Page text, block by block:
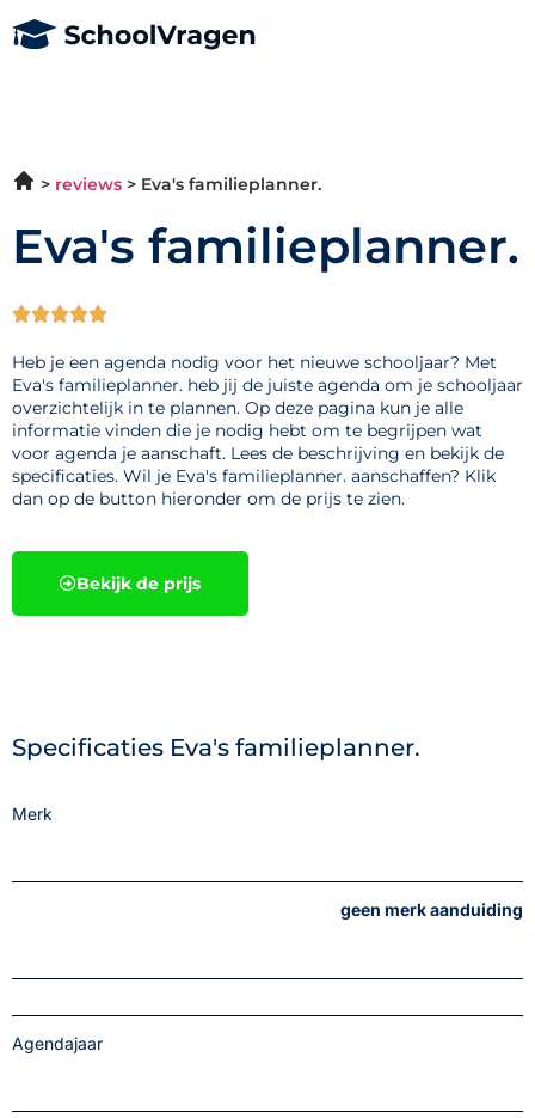
reviews Eva's familieplanner.
Eva's familieplanner.

Heb je een agenda nodig voor het nieuwe schooljaar? Met
Eva's familieplanner. heb jij de juiste agenda om je schooljaar
overzichtelijk in te plannen. Op deze pagina kun je alle
informatie vinden die je nodig hebt om te begrijpen wat
voor agenda je aanschaft. Lees de beschrijving en bekijk de
specificaties. Wil je Eva's familieplanner. aanschaffen? Klik
dan op de button hieronder om de prijs te zien.
Bekijk de prijs
Specificaties Eva's familieplanner.
Merk
geen merk aanduiding
Agendajaar